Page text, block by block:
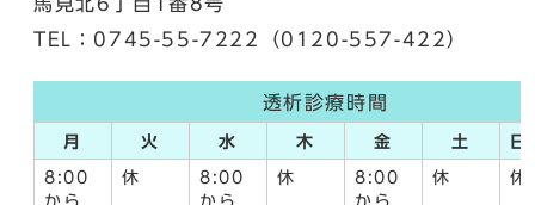
TEL：0745-55-7222（0120-557-422）
透析診療時間
月 火 水 木 金 土 日
8:00
から
休
8:00
から
休
8:00
から
休 休